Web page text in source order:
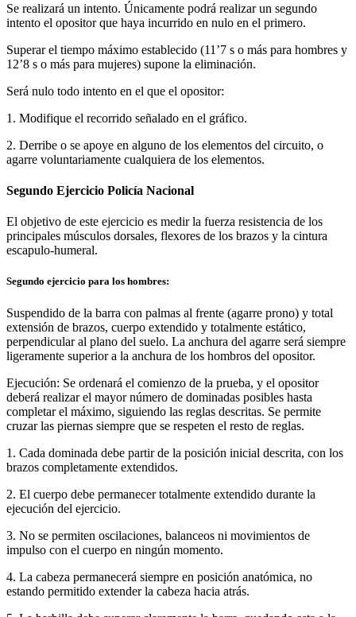
Se realizará un intento. Únicamente podrá realizar un segundo
intento el opositor que haya incurrido en nulo en el primero.
Superar el tiempo máximo establecido (11’7 s o más para hombres y
12’8 s o más para mujeres) supone la eliminación.
Será nulo todo intento en el que el opositor:
1. Modifique el recorrido señalado en el gráfico.
2. Derribe o se apoye en alguno de los elementos del circuito, o
agarre voluntariamente cualquiera de los elementos.
Segundo Ejercicio Policía Nacional
El objetivo de este ejercicio es medir la fuerza resistencia de los
principales músculos dorsales, flexores de los brazos y la cintura
escapulo-humeral.
Segundo ejercicio para los hombres:
Suspendido de la barra con palmas al frente (agarre prono) y total
extensión de brazos, cuerpo extendido y totalmente estático,
perpendicular al plano del suelo. La anchura del agarre será siempre
ligeramente superior a la anchura de los hombros del opositor.
Ejecución: Se ordenará el comienzo de la prueba, y el opositor
deberá realizar el mayor número de dominadas posibles hasta
completar el máximo, siguiendo las reglas descritas. Se permite
cruzar las piernas siempre que se respeten el resto de reglas.
1. Cada dominada debe partir de la posición inicial descrita, con los
brazos completamente extendidos.
2. El cuerpo debe permanecer totalmente extendido durante la
ejecución del ejercicio.
3. No se permiten oscilaciones, balanceos ni movimientos de
impulso con el cuerpo en ningún momento.
4. La cabeza permanecerá siempre en posición anatómica, no
estando permitido extender la cabeza hacia atrás.